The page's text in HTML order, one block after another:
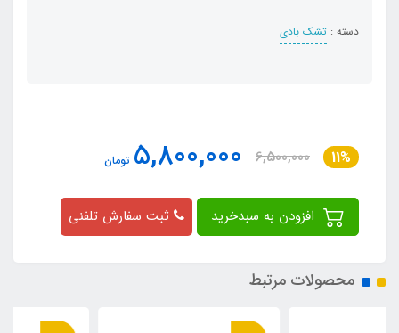
دسته : تشک بادی
11%
6,500,000
5,800,000 تومان
ثبت سفارش تلفنی
محصولات مرتبط